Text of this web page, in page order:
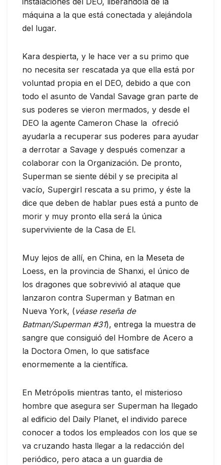
máquina a la que está conectada y alejándola
del lugar.
Kara despierta, y le hace ver a su primo que
no necesita ser rescatada ya que ella está por
voluntad propia en el DEO, debido a que con
todo el asunto de Vandal Savage gran parte de
sus poderes se vieron mermados, y desde el
DEO la agente Cameron Chase la ofreció
ayudarla a recuperar sus poderes para ayudar
a derrotar a Savage y después comenzar a
colaborar con la Organización. De pronto,
Superman se siente débil y se precipita al
vacío, Supergirl rescata a su primo, y éste la
dice que deben de hablar pues está a punto de
morir y muy pronto ella será la única
superviviente de la Casa de El.
Muy lejos de allí, en China, en la Meseta de
Loess, en la provincia de Shanxi, el único de
los dragones que sobrevivió al ataque que
lanzaron contra Superman y Batman en
Nueva York, (véase reseña de
Batman/Superman #31), entrega la muestra de
sangre que consiguió del Hombre de Acero a
la Doctora Omen, lo que satisface
enormemente a la científica.
En Metrópolis mientras tanto, el misterioso
hombre que asegura ser Superman ha llegado
al edificio del Daily Planet, el individo parece
conocer a todos los empleados con los que se
va cruzando hasta llegar a la redacción del
periódico, pero ataca a un guardia de